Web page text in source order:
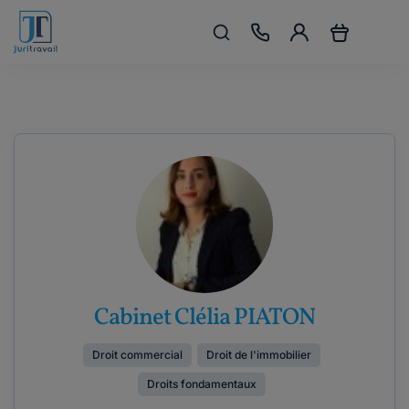
Cabinet Clélia PIATON
Droit commercial Droit de l'immobilier
Droits fondamentaux